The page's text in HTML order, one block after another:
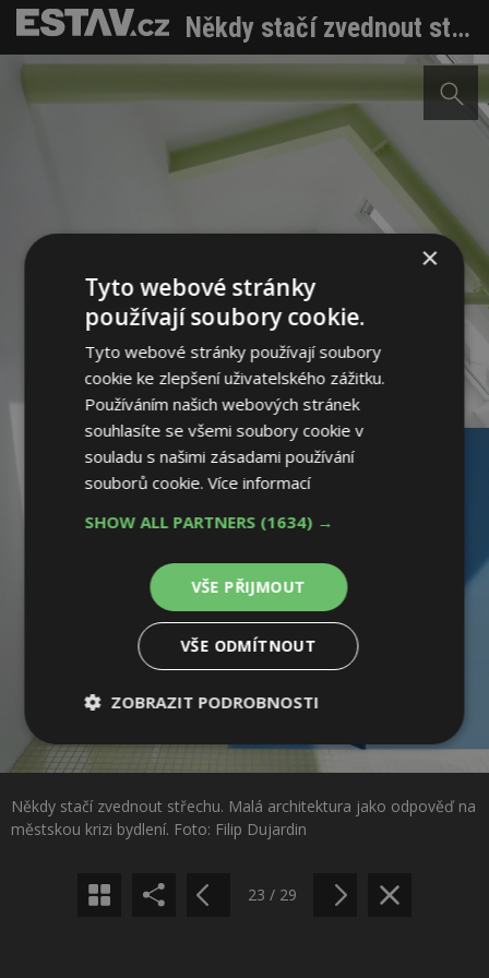
Někdy stačí zvednout střechu. Malá architektura jako odpověď na městskou krizi bydlení
Někdy stačí zvednout střechu. Malá architektura jako odpověď na
městskou krizi bydlení. Foto: Filip Dujardin
Sdílet na Facebooku
Sdílet na Pinterestu
23 / 29
×
Tyto webové stránky
používají soubory cookie.
Tyto webové stránky používají soubory
cookie ke zlepšení uživatelského zážitku.
Používáním našich webových stránek
souhlasíte se všemi soubory cookie v
souladu s našimi zásadami používání
souborů cookie.Více informací
SHOW ALL PARTNERS (1634) →
VŠE PŘIJMOUT
VŠE ODMÍTNOUT
ZOBRAZIT PODROBNOSTI
Nezbytně
nutné
Výkonové
Soubory
soubory